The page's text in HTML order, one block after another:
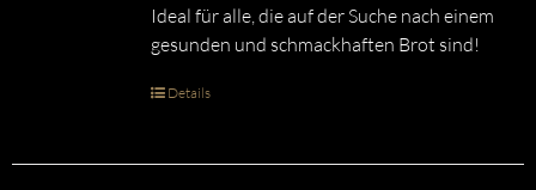
Ideal für alle, die auf der Suche nach einem
gesunden und schmackhaften Brot sind!
Details